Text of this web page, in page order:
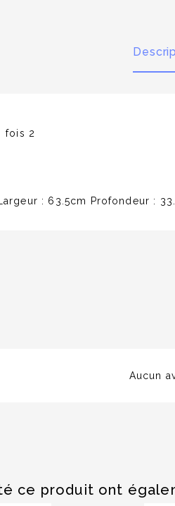
fois 2
: 63.5cm Profondeur :
Aucun
ce produit ont